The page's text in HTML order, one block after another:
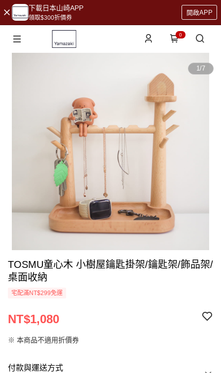
下載日本山崎APP
領取$300折價券
開啟APP
0
1/7
TOSMU童心木 小樹屋鑰匙掛架/鑰匙架/飾品架/
桌面收納
宅配滿NT$299免運
NT$1,080
※ 本商品不適用折價券
付款與運送方式